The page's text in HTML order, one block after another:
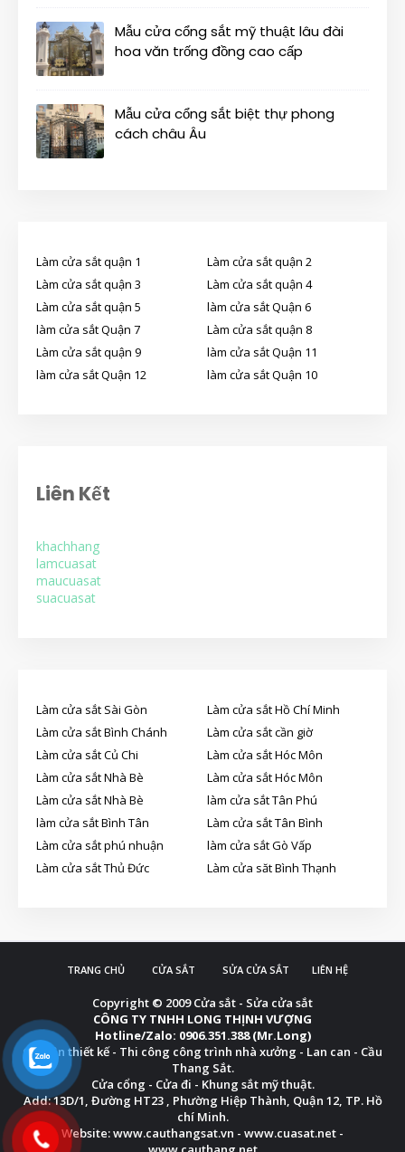
Mẫu cửa cổng sắt mỹ thuật lâu đài
hoa văn trống đồng cao cấp
Mẫu cửa cổng sắt biệt thự phong
cách châu Âu
Làm cửa sắt quận 1
Làm cửa sắt quận 2
Làm cửa sắt quận 3
Làm cửa sắt quận 4
Làm cửa sắt quận 5
làm cửa sắt Quận 6
làm cửa sắt Quận 7
Làm cửa sắt quận 8
Làm cửa sắt quận 9
làm cửa sắt Quận 11
làm cửa sắt Quận 12
làm cửa sắt Quận 10
Liên Kết
khachhang
lamcuasat
maucuasat
suacuasat
Làm cửa sắt Sài Gòn
Làm cửa sắt Hồ Chí Minh
Làm cửa sắt Bình Chánh
Làm cửa sắt cần giờ
Làm cửa sắt Củ Chi
Làm cửa sắt Hóc Môn
Làm cửa sắt Nhà Bè
Làm cửa sắt Hóc Môn
Làm cửa sắt Nhà Bè
làm cửa sắt Tân Phú
làm cửa sắt Bình Tân
Làm cửa sắt Tân Bình
Làm cửa sắt phú nhuận
làm cửa sắt Gò Vấp
Làm cửa sắt Thủ Đức
Làm cửa săt Bình Thạnh
TRANG CHỦ CỬA SẮT SỬA CỬA SẮT LIÊN HỆ
Copyright © 2009Cửa sắt - Sửa cửa sắt
CÔNG TY TNHH LONG THỊNH VƯỢNG
Hotline/Zalo: 0906.351.388 (Mr.Long)
Chuyên thiết kế - Thi công công trình nhà xưởng - Lan can - Cầu
Thang Sắt.
Cửa cổng - Cửa đi - Khung sắt mỹ thuật.
Add: 13D/1, Đường HT23 , Phường Hiệp Thành, Quận 12, TP. Hồ
chí Minh.
Website: www.cauthangsat.vn - www.cuasat.net -